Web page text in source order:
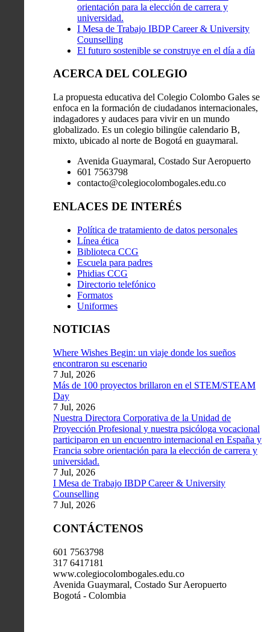
orientación para la elección de carrera y
universidad.
I Mesa de Trabajo IBDP Career & University
Counselling
El futuro sostenible se construye en el día a día
ACERCA DEL COLEGIO
La propuesta educativa del Colegio Colombo Gales se
enfoca en la formación de ciudadanos internacionales,
indagadores y audaces para vivir en un mundo
globalizado. Es un colegio bilingüe calendario B,
mixto, ubicado al norte de Bogotá en guaymaral.
Avenida Guaymaral, Costado Sur Aeropuerto
601 7563798
contacto@colegiocolombogales.edu.co
ENLACES DE INTERÉS
Política de tratamiento de datos personales
Línea ética
Biblioteca CCG
Escuela para padres
Phidias CCG
Directorio telefónico
Formatos
Uniformes
NOTICIAS
Where Wishes Begin: un viaje donde los sueños
encontraron su escenario
7 Jul, 2026
Más de 100 proyectos brillaron en el STEM/STEAM
Day
7 Jul, 2026
Nuestra Directora Corporativa de la Unidad de
Proyección Profesional y nuestra psicóloga vocacional
participaron en un encuentro internacional en España y
Francia sobre orientación para la elección de carrera y
universidad.
7 Jul, 2026
I Mesa de Trabajo IBDP Career & University
Counselling
7 Jul, 2026
CONTÁCTENOS
601 7563798
317 6417181
www.colegiocolombogales.edu.co
Avenida Guaymaral, Costado Sur Aeropuerto
Bogotá - Colombia